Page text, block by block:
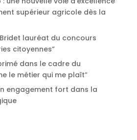
supérieur agricole dès la
lauréat du concours
citoyennes”
dans le cadre du
le métier qui me plaît”
un engagement fort dans la